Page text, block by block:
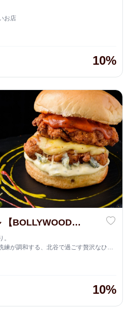
お店
10%
【BOLLYWOOD
練が調和する、北谷で過ごす贅沢なひと
10%